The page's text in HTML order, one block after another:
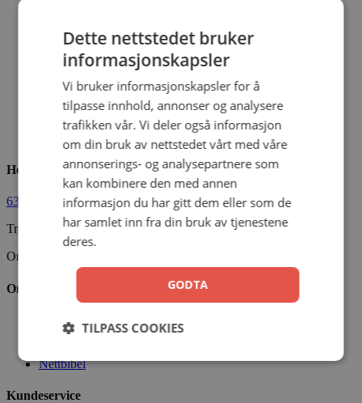
Studentbibelen / FOKUS rosa m/reg
Yri, Jacobsen, Sørensen, Grindheim, Diesen
Kunstskinn
Legg i handlekurv
Hermon Forlag AS
63 80 30 99 ordre@hermon.no
Trondheimsveien 50 C, 2007 Kjeller
Org.nr. 889 204 982
Om oss
Vår visjon
Vår historie
Nettbibel
Kundeservice
Dette nettstedet bruker
informasjonskapsler
Vi bruker informasjonskapsler for å
tilpasse innhold, annonser og analysere
trafikken vår. Vi deler også informasjon
om din bruk av nettstedet vårt med våre
annonserings- og analysepartnere som
kan kombinere den med annen
informasjon du har gitt dem eller som de
har samlet inn fra din bruk av tjenestene
deres.
GODTA
TILPASS COOKIES